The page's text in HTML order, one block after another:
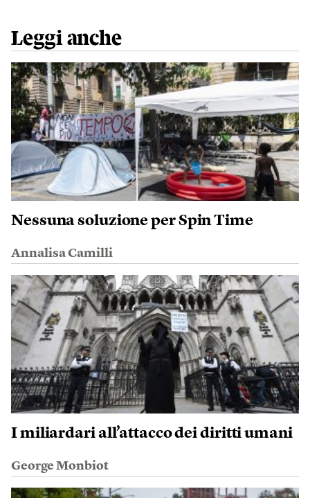
Leggi anche
Nessuna soluzione per Spin Time
Annalisa Camilli
I miliardari all’attacco dei diritti umani
George Monbiot